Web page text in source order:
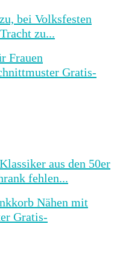
bei Volksfesten
zu...
aus den 50er
fehlen...